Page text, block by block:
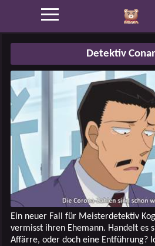
Detektiv
Ein neuer Fall für Meisterdetektiv
vermisst ihren Ehemann. Handelt es
Affärre, oder doch eine Entführung?